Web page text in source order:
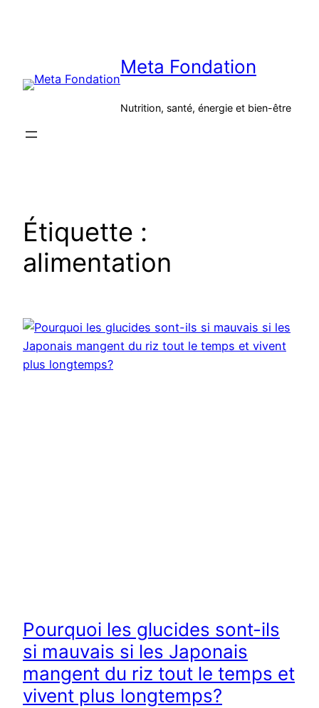
Meta Fondation
Nutrition, santé, énergie et bien-être
Étiquette :
alimentation
Pourquoi les glucides sont-ils
si mauvais si les Japonais
mangent du riz tout le temps et
vivent plus longtemps?